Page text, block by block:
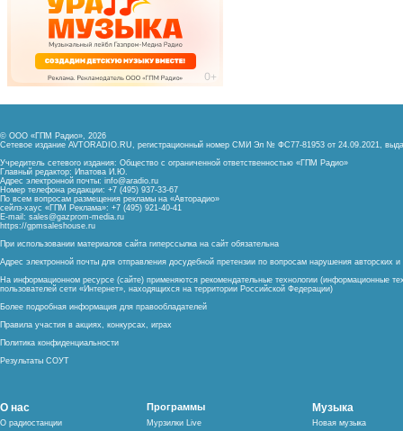
© ООО «ГПМ Радио», 2026
Сетевое издание AVTORADIO.RU, регистрационный номер СМИ Эл № ФС77-81953 от 24.09.2021,
Учредитель сетевого издания: Общество с ограниченной ответственностью «ГПМ Радио»
Главный редактор: Ипатова И.Ю.
Адрес электронной почты: info@aradio.ru
Номер телефона редакции: +7 (495) 937-33-67
По всем вопросам размещения рекламы на «Авторадио»
сейлз-хаус «ГПМ Реклама»: +7 (495) 921-40-41
E-mail: sales@gazprom-media.ru
https://gpmsaleshouse.ru
При использовании материалов сайта гиперссылка на сайт обязательна
Адрес электронной почты для отправления досудебной претензии по вопросам нарушения авторских
На информационном ресурсе (сайте) применяются рекомендательные технологии (информационные
пользователей сети «Интернет», находящихся на территории Российской Федерации)
Более подробная информация для правообладателей
Правила участия в акциях, конкурсах, играх
Политика конфиденциальности
Результаты СОУТ
О нас
О радиостанции
Программы
Мурзилки Live
Музыка
Новая музыка